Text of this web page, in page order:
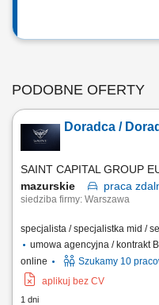
PODOBNE OFERTY
Doradca /
SAINT CAPITAL GROUP
mazurskie
praca
siedziba firmy: Warszawa
specjalista / specjalistka mid /
umowa agencyjna / kontrakt
online
Szukamy 10
aplikuj bez CV
1 dni